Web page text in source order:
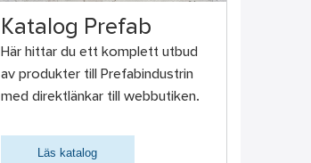
Katalog Prefab
Här hittar du ett komplett utbud
av produkter till Prefabindustrin
med direktlänkar till webbutiken.
Läs katalog